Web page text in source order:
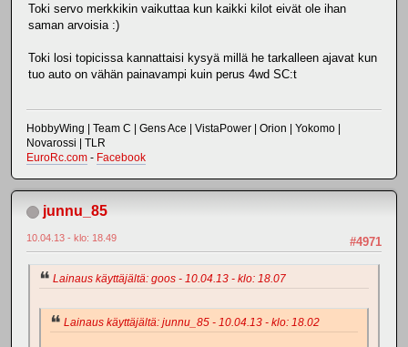
Toki servo merkkikin vaikuttaa kun kaikki kilot eivät ole ihan
saman arvoisia :)
Toki losi topicissa kannattaisi kysyä millä he tarkalleen ajavat kun
tuo auto on vähän painavampi kuin perus 4wd SC:t
HobbyWing | Team C | Gens Ace | VistaPower | Orion | Yokomo |
Novarossi | TLR
EuroRc.com - Facebook
junnu_85
#4971
10.04.13 - klo: 18.49
Lainaus käyttäjältä: goos - 10.04.13 - klo: 18.07
Lainaus käyttäjältä: junnu_85 - 10.04.13 - klo: 18.02